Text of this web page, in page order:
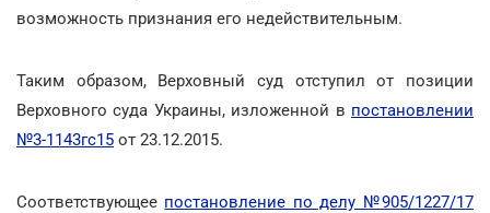
возможность признания его недействительным.
Таким образом, Верховный суд отступил от позиции
Верховного суда Украины, изложенной в постановлении
№3-1143гс15 от 23.12.2015.
Соответствующее постановление по делу №905/1227/17